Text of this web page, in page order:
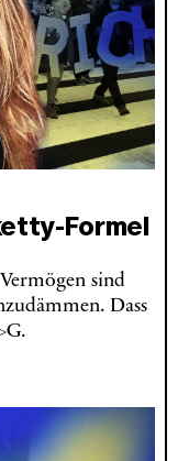
Formel
sind
Dass